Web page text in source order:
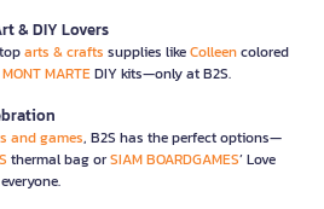
& DIY Lovers
arts & crafts supplies likeColleencolored
MONT MARTEDIY kits—only at B2S.
and games, B2S has the perfect options—
thermal bag orSIAM BOARDGAMES’ Love